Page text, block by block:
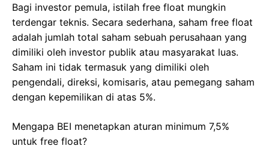
Bagi investor pemula, istilah free float mungkin
terdengar teknis. Secara sederhana, saham free float
adalah jumlah total saham sebuah perusahaan yang
dimiliki oleh investor publik atau masyarakat luas.
Saham ini tidak termasuk yang dimiliki oleh
pengendali, direksi, komisaris, atau pemegang saham
dengan kepemilikan di atas 5%.
Mengapa BEI menetapkan aturan minimum 7,5%
untuk free float?